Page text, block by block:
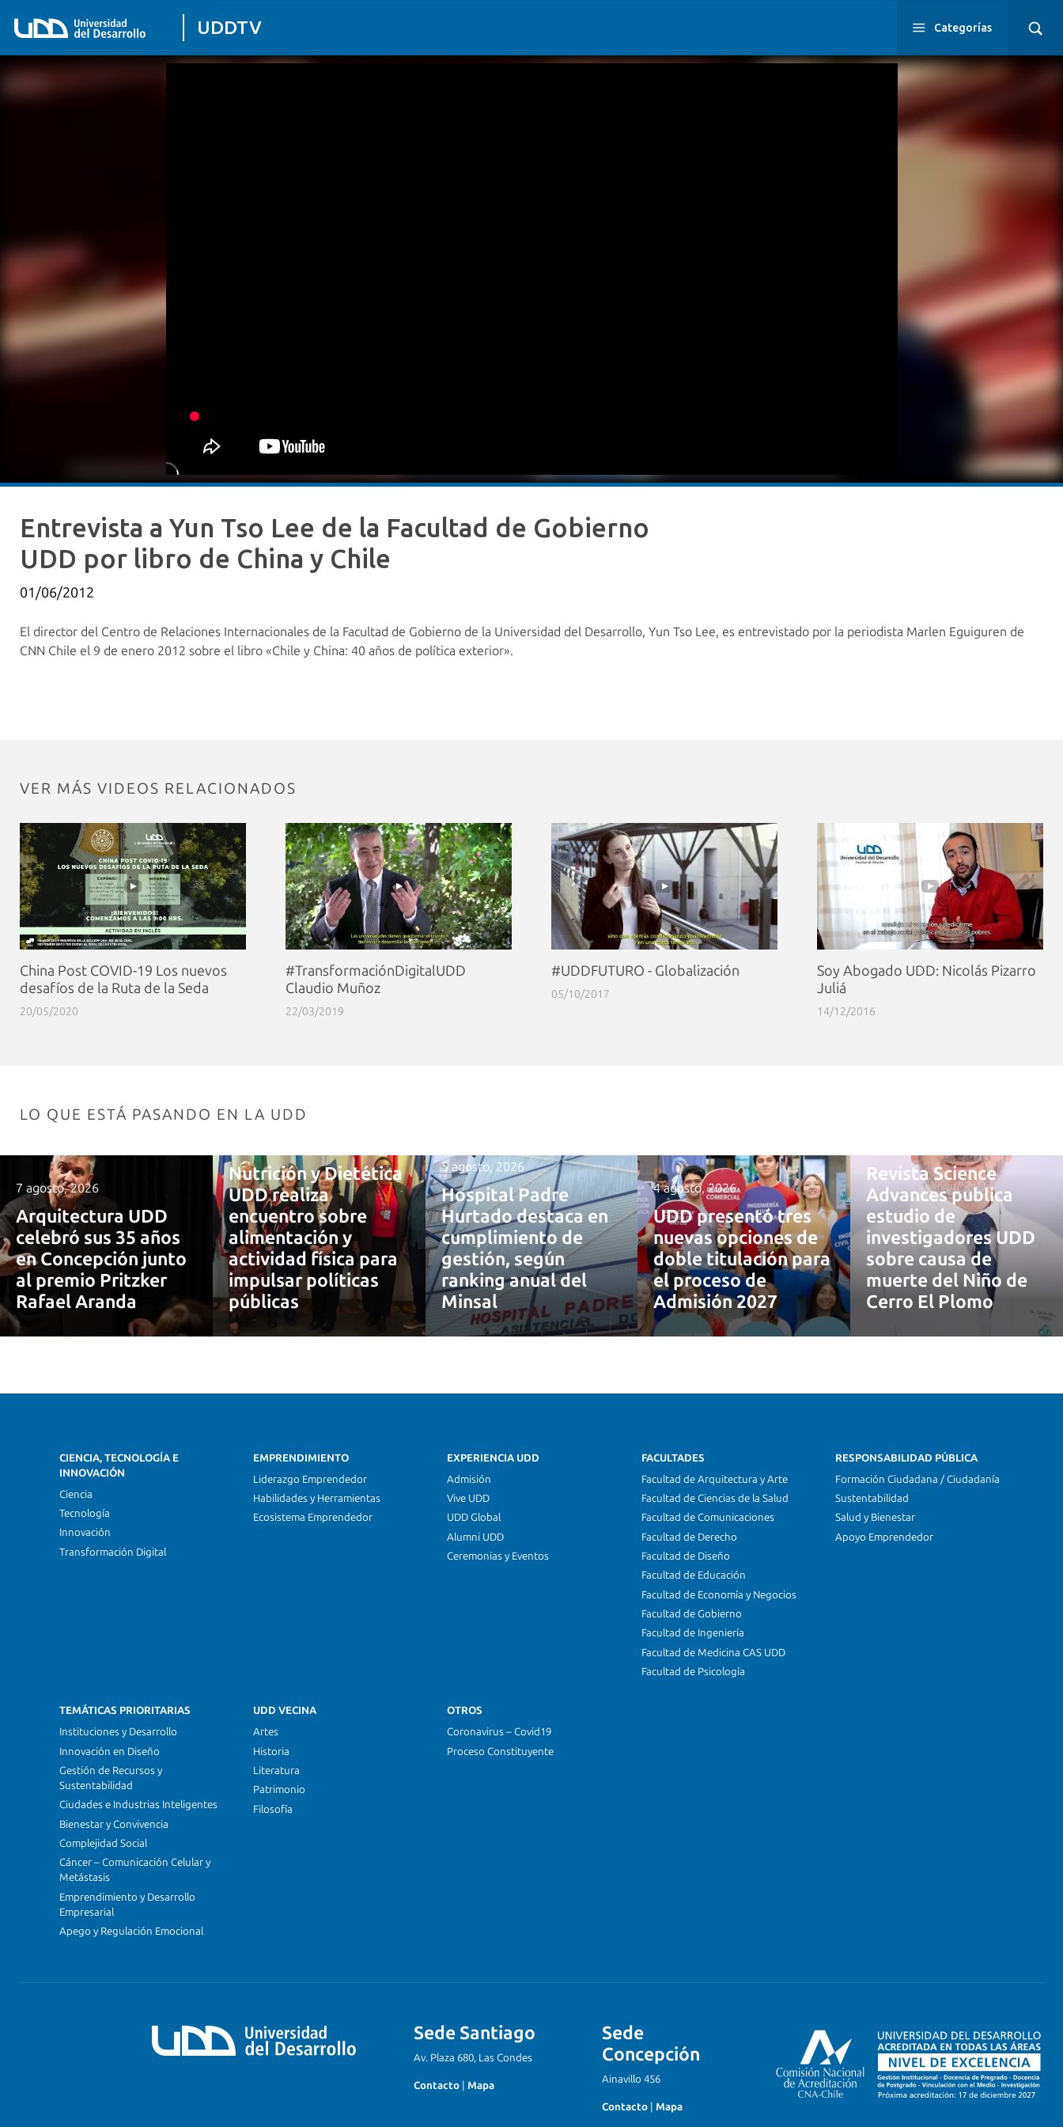
UDDTV Categorías
Entrevista a Yun Tso Lee de la Facultad de Gobierno
UDD por libro de China y Chile
01/06/2012
El director del Centro de Relaciones Internacionales de la Facultad de Gobierno de la Universidad del Desarrollo, Yun Tso Lee, es entrevistado por la periodista Marlen Eguiguren de
CNN Chile el 9 de enero 2012 sobre el libro «Chile y China: 40 años de política exterior».
VER MÁS VIDEOS RELACIONADOS
China Post COVID-19 Los nuevos
desafíos de la Ruta de la Seda
20/05/2020
#TransformaciónDigitalUDD
Claudio Muñoz
22/03/2019
#UDDFUTURO - Globalización
05/10/2017
Soy Abogado UDD: Nicolás Pizarro
Juliá
14/12/2016
LO QUE ESTÁ PASANDO EN LA UDD
7 agosto, 2026
Arquitectura UDD
celebró sus 35 años
en Concepción junto
al premio Pritzker
Rafael Aranda
Nutrición y Dietética
UDD realiza
encuentro sobre
alimentación y
actividad física para
impulsar políticas
públicas
5 agosto, 2026
Hospital Padre
Hurtado destaca en
cumplimiento de
gestión, según
ranking anual del
Minsal
4 agosto, 2026
UDD presentó tres
nuevas opciones de
doble titulación para
el proceso de
Admisión 2027
Revista Science
Advances publica
estudio de
investigadores UDD
sobre causa de
muerte del Niño de
Cerro El Plomo
CIENCIA, TECNOLOGÍA E
INNOVACIÓN
Ciencia
Tecnología
Innovación
Transformación Digital
EMPRENDIMIENTO
Liderazgo Emprendedor
Habilidades y Herramientas
Ecosistema Emprendedor
EXPERIENCIA UDD
Admisión
Vive UDD
UDD Global
Alumni UDD
Ceremonias y Eventos
FACULTADES
Facultad de Arquitectura y Arte
Facultad de Ciencias de la Salud
Facultad de Comunicaciones
Facultad de Derecho
Facultad de Diseño
Facultad de Educación
Facultad de Economía y Negocios
Facultad de Gobierno
Facultad de Ingeniería
Facultad de Medicina CAS UDD
Facultad de Psicología
RESPONSABILIDAD PÚBLICA
Formación Ciudadana / Ciudadanía
Sustentabilidad
Salud y Bienestar
Apoyo Emprendedor
TEMÁTICAS PRIORITARIAS
Instituciones y Desarrollo
Innovación en Diseño
Gestión de Recursos y
Sustentabilidad
Ciudades e Industrias Inteligentes
Bienestar y Convivencia
Complejidad Social
Cáncer – Comunicación Celular y
Metástasis
Emprendimiento y Desarrollo
Empresarial
Apego y Regulación Emocional
UDD VECINA
Artes
Historia
Literatura
Patrimonio
Filosofía
OTROS
Coronavirus – Covid19
Proceso Constituyente
Sede Santiago
Av. Plaza 680, Las Condes
Contacto Mapa
Sede
Concepción
Ainavillo 456
Contacto Mapa